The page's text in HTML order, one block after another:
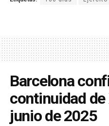
Barcelona
continuidad de
junio de 2025